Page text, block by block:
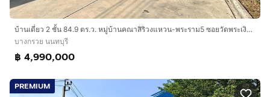
บ้านเดี่ยว 2 ชั้น 84.9 ตร.ว. หมู่บ้านคณาสิริวงแหวน-พระราม5 ซอยวัดพระเงิน ถนนกาญจนาภิเษก ถนนบางม่วง-บางคูวัด ถนนวงแหวน - พระราม5 บางกรวย
บางกรวย นนทบุรี
฿ 4,990,000
PREMIUM